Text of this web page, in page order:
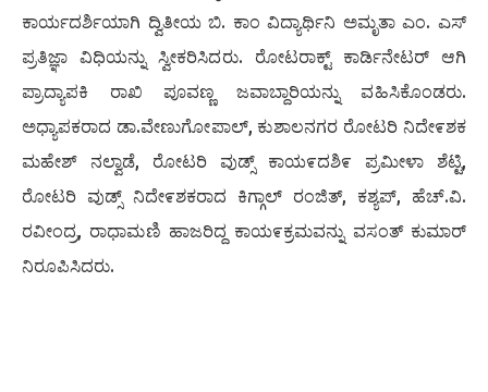
ಕಾರ್ಯದರ್ಶಿಯಾಗಿ ದ್ವಿತೀಯ ಬಿ. ಕಾಂ ವಿದ್ಯಾರ್ಥಿನಿ ಅಮೃತಾ ಎಂ. ಎಸ್
ಪ್ರತಿಜ್ಞಾ ವಿಧಿಯನ್ನು ಸ್ವೀಕರಿಸಿದರು. ರೋಟರಾಕ್ಟ್ ಕಾರ್ಡಿನೇಟರ್ ಆಗಿ
ಪ್ರಾದ್ಯಾಪಕಿ ರಾಖಿ ಪೂವಣ್ಣ ಜವಾಬ್ದಾರಿಯನ್ನು ವಹಿಸಿಕೊಂಡರು.
ಅಧ್ಯಾಪಕರಾದ ಡಾ.ವೇಣುಗೋಪಾಲ್, ಕುಶಾಲನಗರ ರೋಟರಿ ನಿದೇ೯ಶಕ
ಮಹೇಶ್ ನಲ್ವಾಡೆ, ರೋಟರಿ ವುಡ್ಸ್ ಕಾಯ೯ದಶಿ೯ ಪ್ರಮೀಳಾ ಶೆಟ್ಟಿ,
ರೋಟರಿ ವುಡ್ಸ್ ನಿದೇ೯ಶಕರಾದ ಕಿಗ್ಗಾಲ್ ರಂಜಿತ್, ಕಶ್ಯಪ್, ಹೆಚ್.ವಿ.
ರವೀಂದ್ರ, ರಾಧಾಮಣಿ ಹಾಜರಿದ್ದ ಕಾಯ೯ಕ್ರಮವನ್ನು ವಸಂತ್ ಕುಮಾರ್
ನಿರೂಪಿಸಿದರು.